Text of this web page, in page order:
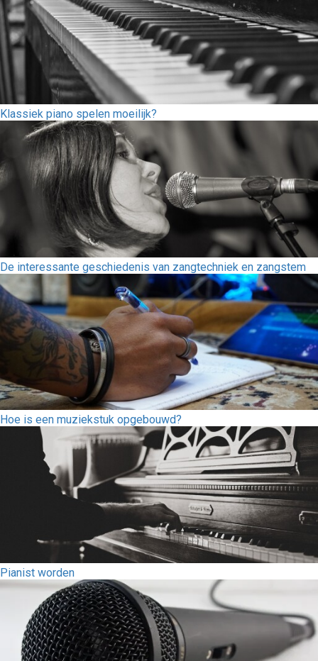
Klassiek piano spelen moeilijk?
De interessante geschiedenis van zangtechniek en zangstem
Hoe is een muziekstuk opgebouwd?
Pianist worden